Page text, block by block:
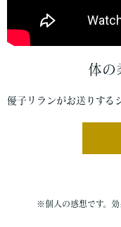
体の
優子リランがお送りする
※個人の感想です。効